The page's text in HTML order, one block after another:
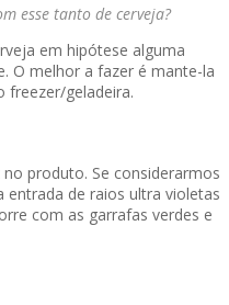
esse tanto de cerveja?
em hipótese alguma
O melhor a fazer é mante-la
freezer/geladeira.
produto. Se considerarmos
de raios ultra violetas
com as garrafas verdes e